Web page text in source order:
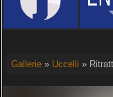
Gallerie» Uccelli »